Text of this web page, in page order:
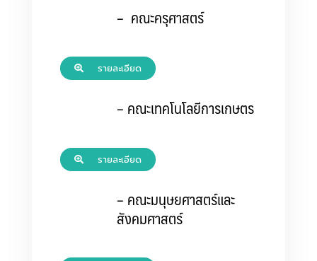
– คณะครุศาสตร์
รายละเอียด
– คณะเทคโนโลยีการเกษตร
รายละเอียด
– คณะมนุษยศาสตร์และ
สังคมศาสตร์